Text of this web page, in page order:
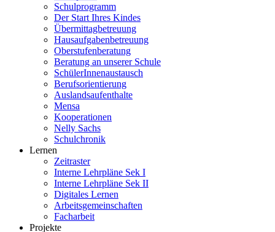
Schulprogramm
Der Start Ihres Kindes
Übermittagbetreuung
Hausaufgabenbetreuung
Oberstufenberatung
Beratung an unserer Schule
SchülerInnenaustausch
Berufsorientierung
Auslandsaufenthalte
Mensa
Kooperationen
Nelly Sachs
Schulchronik
Lernen
Zeitraster
Interne Lehrpläne Sek I
Interne Lehrpläne Sek II
Digitales Lernen
Arbeitsgemeinschaften
Facharbeit
Projekte